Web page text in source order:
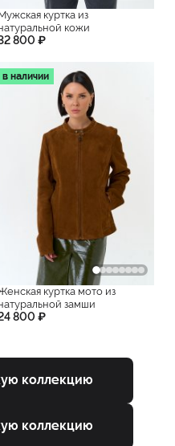
куртка из
кожи
800 ₽
в наличии
куртка мото из
замши
800 ₽
коллекцию
коллекцию